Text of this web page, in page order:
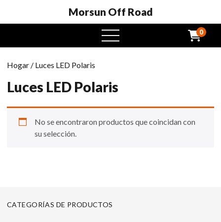
Morsun Off Road
Menú
abierto
0
Hogar / Luces LED Polaris
Luces LED Polaris
No se encontraron productos que coincidan con
su selección.
CATEGORÍAS DE PRODUCTOS